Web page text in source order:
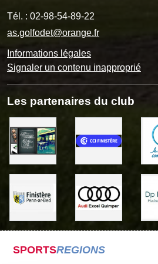
Tél. : 02-98-54-89-22
as.golfodet@orange.fr
Informations légales
Signaler un contenu inapproprié
Les partenaires du club
SPORTSREGIONS